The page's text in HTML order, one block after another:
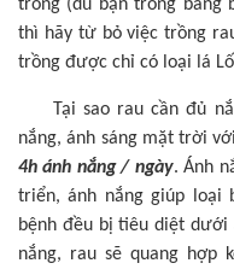
trồng (dù bạn trồng
thì hãy từ bỏ việc trồng
trồng được chỉ có loại lá
Tại sao rau cần đủ
nắng, ánh sáng mặt trời
4h ánh nắng / ngày. Ánh
triển, ánh nắng giúp loại
bệnh đều bị tiêu diệt
nắng, rau sẽ quang hợp